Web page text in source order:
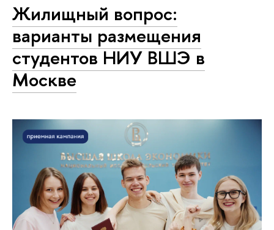
Жилищный вопрос:
варианты размещения
студентов НИУ ВШЭ в
Москве